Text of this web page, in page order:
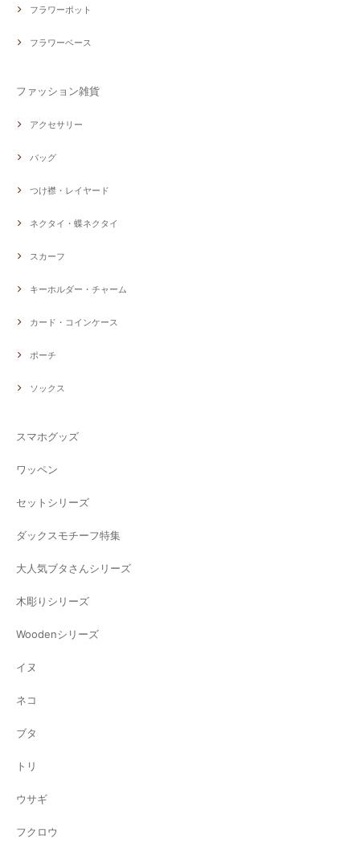
フラワーポット
フラワーベース
ファッション雑貨
アクセサリー
バッグ
つけ襟・レイヤード
ネクタイ・蝶ネクタイ
スカーフ
キーホルダー・チャーム
カード・コインケース
ポーチ
ソックス
スマホグッズ
ワッペン
セットシリーズ
ダックスモチーフ特集
大人気ブタさんシリーズ
木彫りシリーズ
Woodenシリーズ
イヌ
ネコ
ブタ
トリ
ウサギ
フクロウ